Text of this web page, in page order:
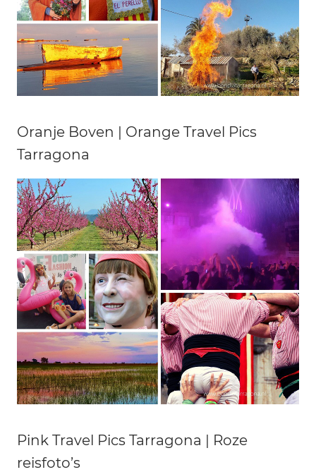
Oranje Boven | Orange Travel Pics
Tarragona
Pink Travel Pics Tarragona | Roze
reisfoto’s